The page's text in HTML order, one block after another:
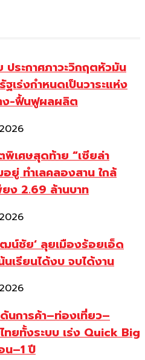
ประกาศภาวะวิกฤตหัวมัน
เร่งกำหนดเป็นวาระแห่ง
ง-ฟื้นฟูผลผลิต
เศษสุดท้าย “เซียล่า
ยู่ ทำเลคลองสาน ใกล้
ง 2.69 ล้านบาท
น์ชัย‘ ลุยเมืองร้อยเอ็ด
เรียนได้งบ จบได้งาน
นการค้า–ท่องเที่ยว–
ทยทั้งระบบ เร่ง Quick Big
น–1 ปี